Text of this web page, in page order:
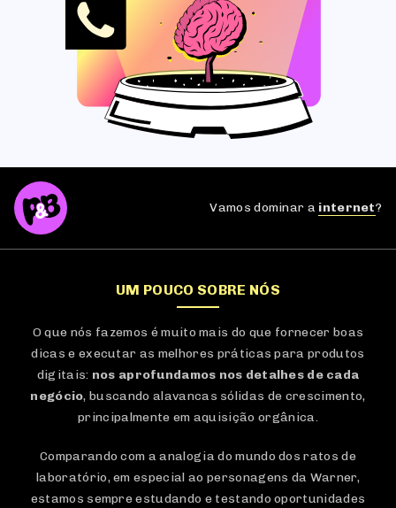
Vamos dominar a internet?
UM POUCO SOBRE NÓS
O que nós fazemos é muito mais do que fornecer boas
dicas e executar as melhores práticas para produtos
digitais: nos aprofundamos nos detalhes de cada
negócio, buscando alavancas sólidas de crescimento,
principalmente em aquisição orgânica.
Comparando com a analogia do mundo dos ratos de
laboratório, em especial ao personagens da Warner,
estamos sempre estudando e testando oportunidades